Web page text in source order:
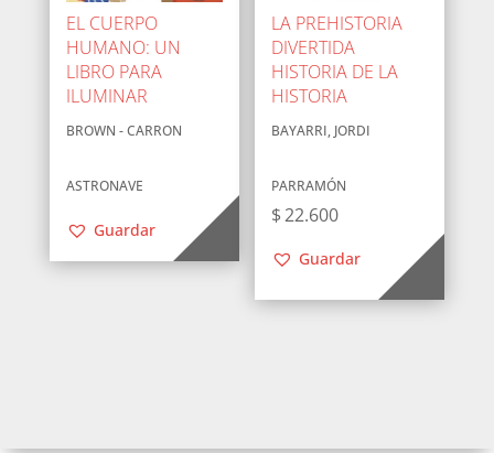
EL CUERPO
HUMANO: UN
LIBRO PARA
ILUMINAR
BROWN - CARRON
ASTRONAVE
Guardar
LA PREHISTORIA
DIVERTIDA
HISTORIA DE LA
HISTORIA
BAYARRI, JORDI
PARRAMÓN
$22.600
Guardar